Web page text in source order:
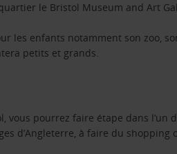
le Bristol Museum and Art
les enfants notamment son zoo,
petits et grands.
pourrez faire étape dans l’un
d’Angleterre, à faire du